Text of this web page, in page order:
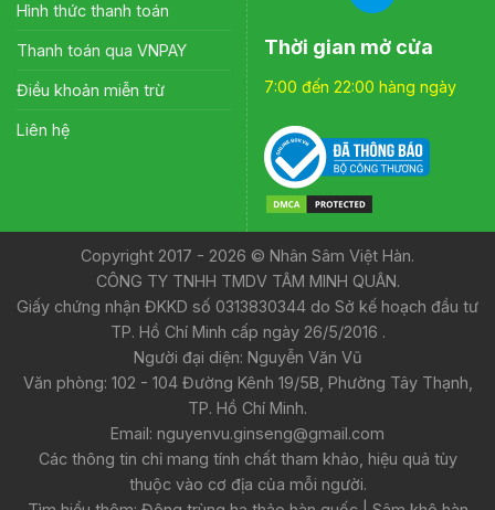
Hình thức thanh toán
Thanh toán qua VNPAY
Điều khoản miễn trừ
Liên hệ
Thời gian mở cửa
7:00 đến 22:00 hàng ngày
Copyright 2017 - 2026 © Nhân Sâm Việt Hàn.
CÔNG TY TNHH TMDV TÂM MINH QUÂN.
Giấy chứng nhận ĐKKD số 0313830344 do Sở kế hoạch đầu tư
TP. Hồ Chí Minh cấp ngày 26/5/2016 .
Người đại diện: Nguyễn Văn Vũ
Văn phòng: 102 - 104 Đường Kênh 19/5B, Phường Tây Thạnh,
TP. Hồ Chí Minh.
Email: nguyenvu.ginseng@gmail.com
Các thông tin chỉ mang tính chất tham khảo, hiệu quả tùy
thuộc vào cơ địa của mỗi người.